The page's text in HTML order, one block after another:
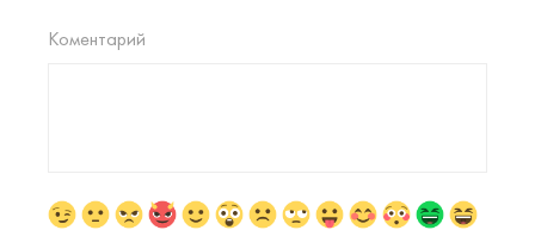
Коментарий